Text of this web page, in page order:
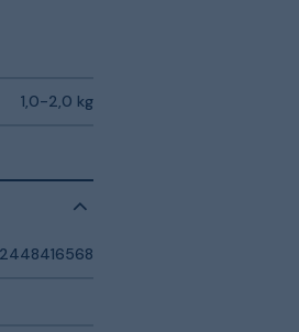
1,0-2,0 kg